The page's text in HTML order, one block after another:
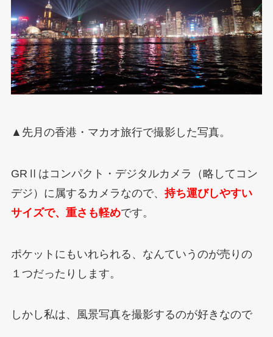
▲先月の香港・マカオ旅行で撮影した写真。
GRⅡはコンパクト・デジタルカメラ（略してコン
デジ）に属するカメラなので、 持ち運びしやすい
サイズで、重さも軽めです。
ポケットにもいれられる、なんていうのが売りの
１つだったりします。
しかし私は、風景写真を撮影するのが好きなので